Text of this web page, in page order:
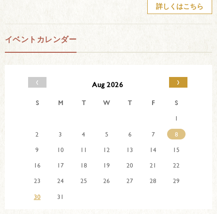
詳しくはこちら
イベントカレンダー
‹ Aug 2026 ›
S M T W T F
S
1
2
3 4 5 6 7
8
9
10 11 12 13 14
15
16
17 18 19 20 21
22
23
24 25 26 27 28
29
30
31